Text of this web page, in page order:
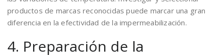
productos de marcas reconocidas puede marcar una gran
diferencia en la efectividad de la impermeabilización.
4. Preparación de la